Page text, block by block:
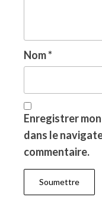
Nom*
Enregistrer
dans le
commentaire.